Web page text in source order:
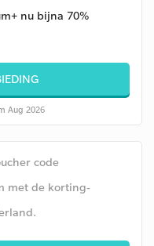
nu bijna 70%
Aug 2026
code
met de korting-